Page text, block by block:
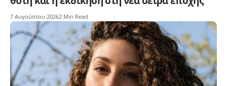
7 Αυγούστου 20262 Min Read